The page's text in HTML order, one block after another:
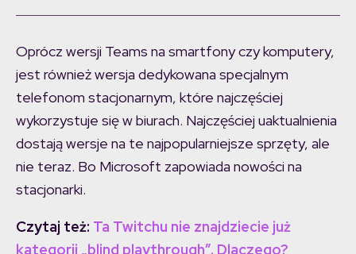
Oprócz wersji Teams na smartfony czy komputery,
jest również wersja dedykowana specjalnym
telefonom stacjonarnym, które najczęściej
wykorzystuje się w biurach. Najczęściej uaktualnienia
dostają wersje na te najpopularniejsze sprzęty, ale
nie teraz. Bo Microsoft zapowiada nowości na
stacjonarki.
Czytaj też: Ta Twitchu nie znajdziecie już
kategorii „blind playthrough”. Dlaczego?